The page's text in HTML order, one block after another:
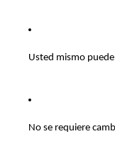
Usted mismo
No se requiere